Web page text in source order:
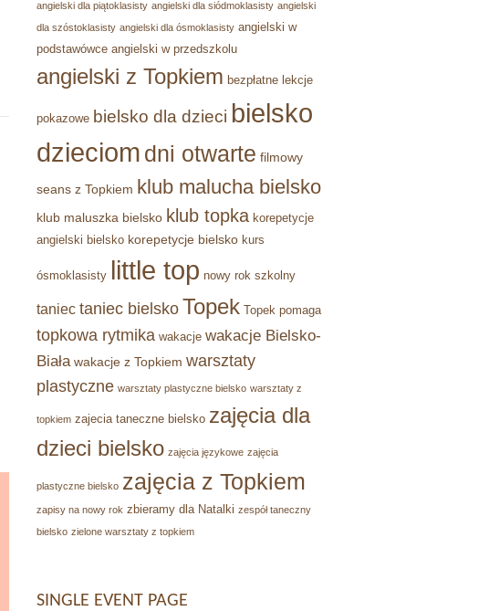
angielski dla piątoklasisty angielski dla siódmoklasisty angielski
dla szóstoklasisty angielski dla ósmoklasisty angielski w
podstawówce angielski w przedszkolu
angielski z Topkiem bezpłatne lekcje
pokazowe bielsko dla dzieci bielsko
dzieciom dni otwarte filmowy
seans z Topkiem klub malucha bielsko
klub maluszka bielsko klub topka korepetycje
angielski bielsko korepetycje bielsko kurs
ósmoklasisty little top nowy rok szkolny
taniec taniec bielsko Topek Topek pomaga
topkowa rytmika wakacje wakacje Bielsko-
Biała wakacje z Topkiem warsztaty
plastyczne warsztaty plastyczne bielsko warsztaty z
topkiem zajecia taneczne bielsko zajęcia dla
dzieci bielsko zajęcia językowe zajęcia
plastyczne bielsko zajęcia z Topkiem
zapisy na nowy rok zbieramy dla Natalki zespół taneczny
bielsko zielone warsztaty z topkiem
SINGLE EVENT PAGE